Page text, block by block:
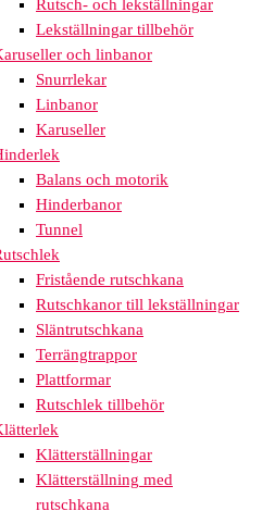
Rutsch- och lekställningar
Lekställningar tillbehör
och linbanor
Snurrlekar
Linbanor
Karuseller
Balans och motorik
Hinderbanor
Tunnel
Fristående rutschkana
Rutschkanor till lekställningar
Släntrutschkana
Terrängtrappor
Plattformar
Rutschlek tillbehör
Klätterställningar
Klätterställning med
rutschkana